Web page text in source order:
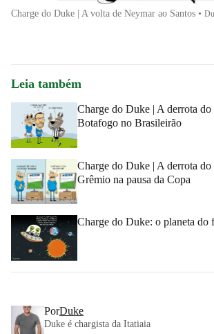
Charge do Duke | A volta de Neymar ao Santos •
Leia também
Charge do Duke | A derrota
Botafogo no Brasileirão
Charge do Duke | A derrota
Grêmio na pausa da Copa
Charge do Duke: o planeta do
PorDuke
Duke é chargista da Itatiaia